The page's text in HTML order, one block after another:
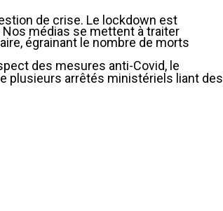
de crise. Le lockdown est
médias se mettent à traiter
égrainant le nombre de morts
des mesures anti-Covid, le
plusieurs arrêtés ministériels liant des